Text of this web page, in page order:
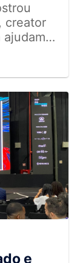
creator
ao
e